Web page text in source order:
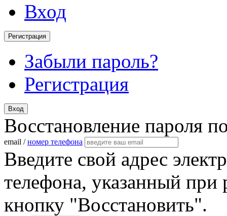
Вход
Регистрация
Забыли пароль?
Регистрация
Вход
Восстановление пароля
email /номер телефона
Введите свой адрес
телефона, указанный при
кнопку "Восстановить".